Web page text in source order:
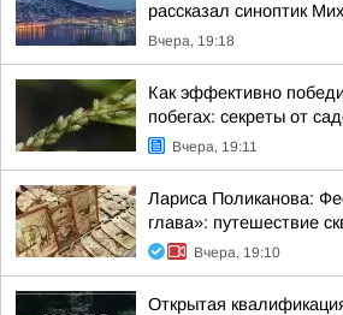
рассказал синоптик
Вчера, 19:18
Как эффективно
побегах: секреты от
Вчера, 19:11
Лариса Поликанова:
глава»: путешествие
Вчера, 19:10
Открытая